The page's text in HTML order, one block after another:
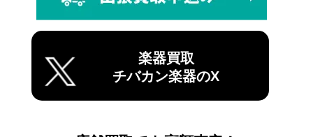
楽器買取
チバカン楽器のX